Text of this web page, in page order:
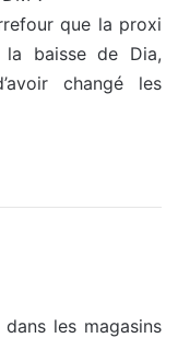
que la proxi
la baisse de Dia,
changé les
les magasins